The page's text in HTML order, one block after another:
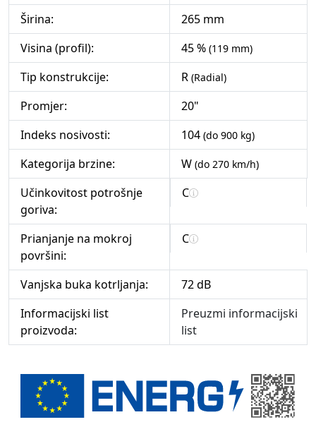
Širina:
265 mm
Visina (profil):
45 % (119 mm)
Tip konstrukcije: R (Radial)
Promjer:
20"
Indeks nosivosti:
104 (do 900 kg)
Kategorija brzine: W (do 270 km/h)
Učinkovitost potrošnje
goriva:
C
Prianjanje na mokroj
površini:
C
Vanjska buka kotrljanja:
72 dB
Informacijski list
proizvoda:
Preuzmi informacijski
list